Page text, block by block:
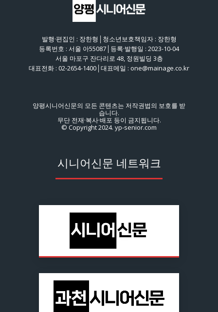
발행·편집인 : 장한형│청소년보호책임자 : 장한형
등록번호 : 서울 아55087│등록·발행일 : 2023-10-04
서울 마포구 잔다리로 48, 정원빌딩 3층
대표전화 : 02-2654-1400│대표메일 : one@mainage.co.kr
양평시니어신문의 모든 콘텐츠는 저작권법의 보호를 받
습니다.
무단 전재·복사·배포 등이 금지됩니다.
© Copyright 2024. yp-senior.com
시니어신문 네트워크